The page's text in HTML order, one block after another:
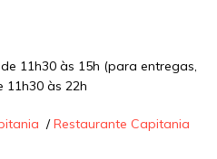
11h30 às 15h (para entregas,
11h30 às 22h
/Restaurante Capitania